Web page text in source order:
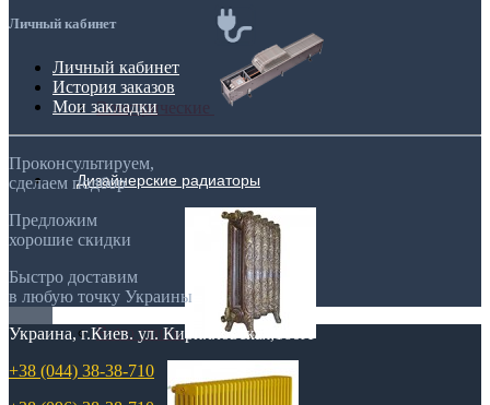
Электрические
Дизайнерские радиаторы
Retro стиль
Личный кабинет
Личный кабинет
История заказов
Мои закладки
Проконсультируем,
сделаем подбор
Предложим
хорошие скидки
Быстро доставим
в любую точку Украины
Украина, г.Киев. ул. Кирилловская,160А
+38 (044) 38-38-710